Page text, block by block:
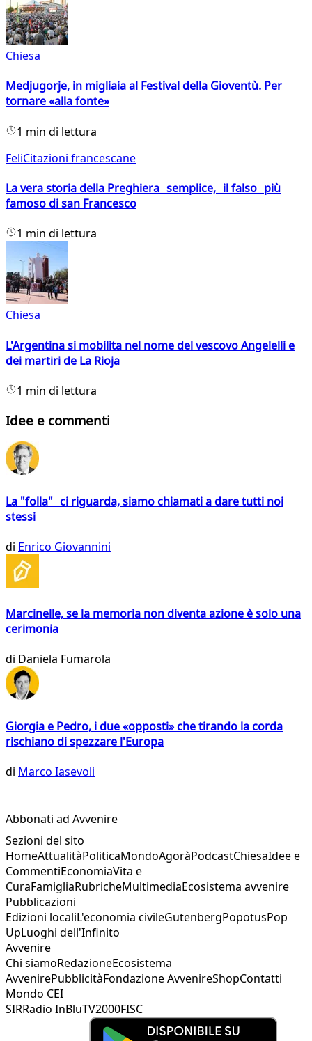
Chiesa
Medjugorje, in migliaia al Festival della Gioventù. Per
tornare «alla fonte»
1 min di lettura
FeliCitazioni francescane
La vera storia della Preghiera semplice, il falso più
famoso di san Francesco
1 min di lettura
Chiesa
L'Argentina si mobilita nel nome del vescovo Angelelli e
dei martiri de La Rioja
1 min di lettura
Idee e commenti
La "folla" ci riguarda, siamo chiamati a dare tutti noi
stessi
di Enrico Giovannini
Marcinelle, se la memoria non diventa azione è solo una
cerimonia
di Daniela Fumarola
Giorgia e Pedro, i due «opposti» che tirando la corda
rischiano di spezzare l'Europa
di Marco Iasevoli
Abbonati ad Avvenire
Sezioni del sito
HomeAttualitàPoliticaMondoAgoràPodcastChiesaIdee e
CommentiEconomiaVita e
CuraFamigliaRubricheMultimediaEcosistema avvenire
Pubblicazioni
Edizioni localiL'economia civileGutenbergPopotusPop
UpLuoghi dell'Infinito
Avvenire
Chi siamoRedazioneEcosistema
AvvenirePubblicitàFondazione AvvenireShopContatti
Mondo CEI
SIRRadio InBluTV2000FISC